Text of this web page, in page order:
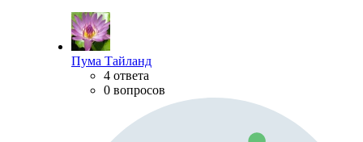
Пума Тайланд
4 ответа
0 вопросов